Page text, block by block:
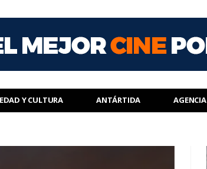
Y CULTURA ANTÁRTIDA AGENCIA